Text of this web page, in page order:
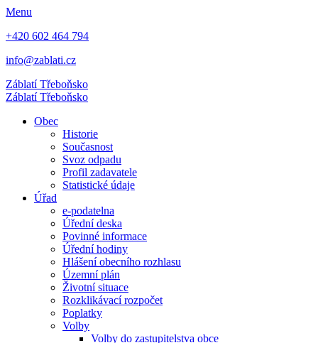
Menu
+420 602 464 794
info@zablati.cz
ZáblatíTřeboňsko
ZáblatíTřeboňsko
Obec
Historie
Současnost
Svoz odpadu
Profil zadavatele
Statistické údaje
Úřad
e-podatelna
Úřední deska
Povinné informace
Úřední hodiny
Hlášení obecního rozhlasu
Územní plán
Životní situace
Rozklikávací rozpočet
Poplatky
Volby
Volby do zastupitelstva obce